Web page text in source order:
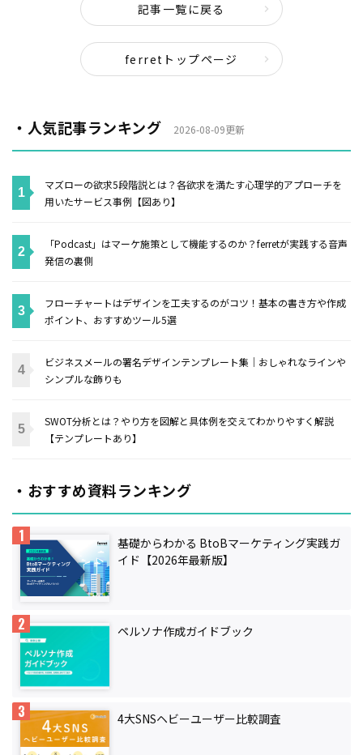
記事一覧に戻る
ferretトップページ
・人気記事ランキング 2026-08-09更新
マズローの欲求5段階説とは？各欲求を満たす心理学的アプローチを
用いたサービス事例【図あり】
「Podcast」はマーケ施策として機能するのか？ferretが実践する音声
発信の裏側
フローチャートはデザインを工夫するのがコツ！基本の書き方や作成
ポイント、おすすめツール5選
ビジネスメールの署名デザインテンプレート集｜おしゃれなラインや
シンプルな飾りも
SWOT分析とは？やり方を図解と具体例を交えてわかりやすく解説
【テンプレートあり】
・おすすめ資料ランキング
基礎からわかる BtoBマーケティング実践ガ
イド【2026年最新版】
ペルソナ作成ガイドブック
4大SNSヘビーユーザー比較調査